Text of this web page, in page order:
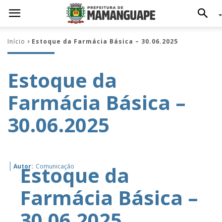
Início Estoque da Farmácia Básica – 30.06.2025
Estoque da
Farmácia Básica –
30.06.2025
Autor: Comunicação
Estoque da
Farmácia Básica –